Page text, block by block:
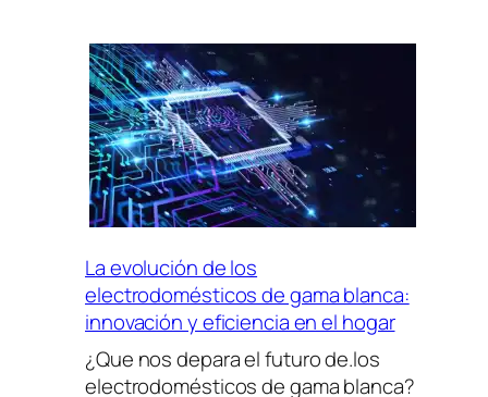
La evolución de los
electrodomésticos de gama blanca:
innovación y eficiencia en el hogar
¿Que nos depara el futuro de.los
electrodomésticos de gama blanca?